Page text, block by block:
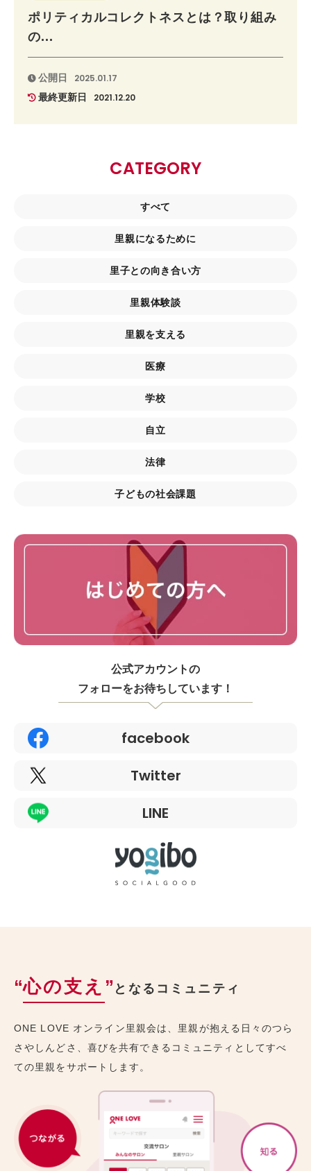
ポリティカルコレクトネスとは？取り組み
の...
公開日 2025.01.17
最終更新日 2021.12.20
CATEGORY
すべて
里親になるために
里子との向き合い方
里親体験談
里親を支える
医療
学校
自立
法律
子どもの社会課題
公式アカウントの
フォローをお待ちしています！
facebook
Twitter
LINE
“心の支え ” となるコミュニティ
ONE LOVE オンライン里親会は、里親が抱える日々のつら
さやしんどさ、喜びを共有できるコミュニティとしてすべ
ての里親をサポートします。